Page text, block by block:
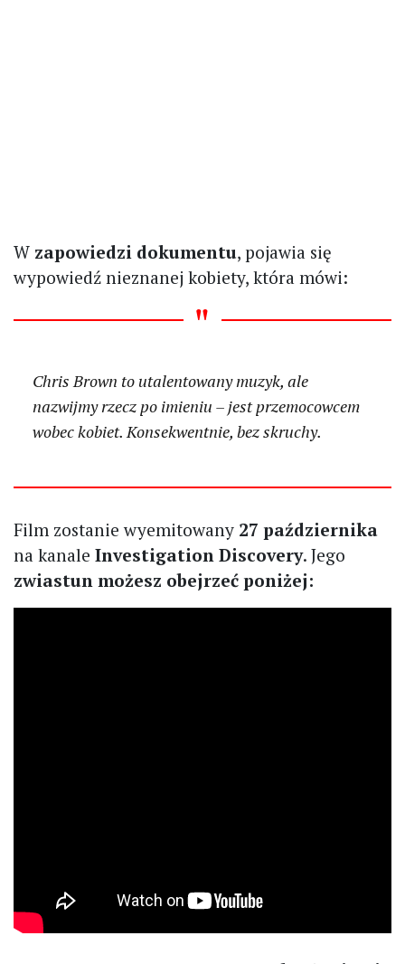
W zapowiedzi dokumentu, pojawia się
wypowiedź nieznanej kobiety, która mówi:
Chris Brown to utalentowany muzyk, ale
nazwijmy rzecz po imieniu – jest przemocowcem
wobec kobiet. Konsekwentnie, bez skruchy.
Film zostanie wyemitowany 27 października
na kanale Investigation Discovery. Jego
zwiastun możesz obejrzeć poniżej: